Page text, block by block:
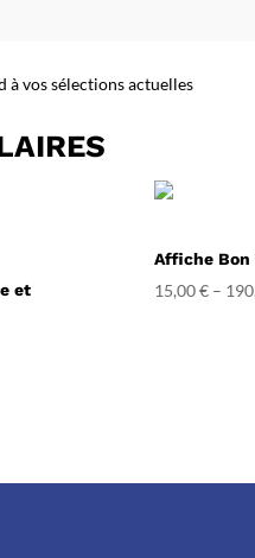
à vos sélections actuelles
et
Affiche Bon
15,00€–